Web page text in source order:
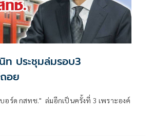
อบ3
อย
อร์ด กสทช." ล่มอีกเป็นครั้งที่ 3 เพราะองค์